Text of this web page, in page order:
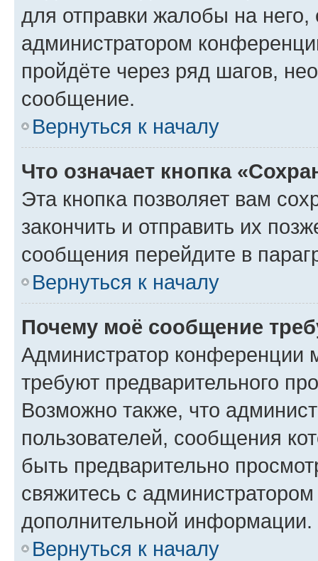
для отправки жалобы на
администратором
пройдёте через ряд шагов,
сообщение.
Вернуться к началу
Что означает кнопка
Эта кнопка позволяет вам
закончить и отправить их
сообщения перейдите в
Вернуться к началу
Почему моё сообщение
Администратор конференции
требуют предварительного
Возможно также, что
пользователей, сообщения
быть предварительно
свяжитесь с
дополнительной информации.
Вернуться к началу